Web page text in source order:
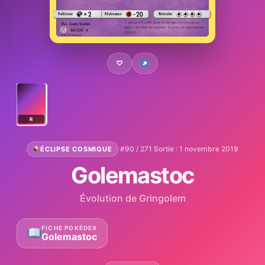
♡
R
ÉCLIPSE COSMIQUE ·#90 / 271 ·Sortie : 1 novembre 2019
Golemastoc
Évolution de Gringolem
FICHE POKÉDEX
Golemastoc